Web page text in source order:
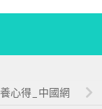
心得_中國網